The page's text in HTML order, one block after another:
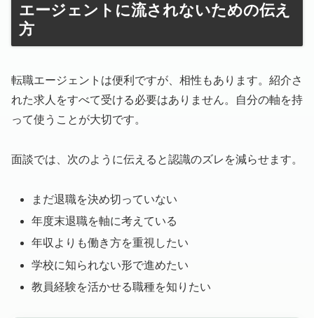
エージェントに流されないための伝え
方
転職エージェントは便利ですが、相性もあります。紹介さ
れた求人をすべて受ける必要はありません。自分の軸を持
って使うことが大切です。
面談では、次のように伝えると認識のズレを減らせます。
まだ退職を決め切っていない
年度末退職を軸に考えている
年収よりも働き方を重視したい
学校に知られない形で進めたい
教員経験を活かせる職種を知りたい